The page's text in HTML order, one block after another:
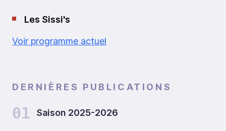
Les Sissi's
Voir programme actuel
DERNIÈRES PUBLICATIONS
01 Saison 2025-2026